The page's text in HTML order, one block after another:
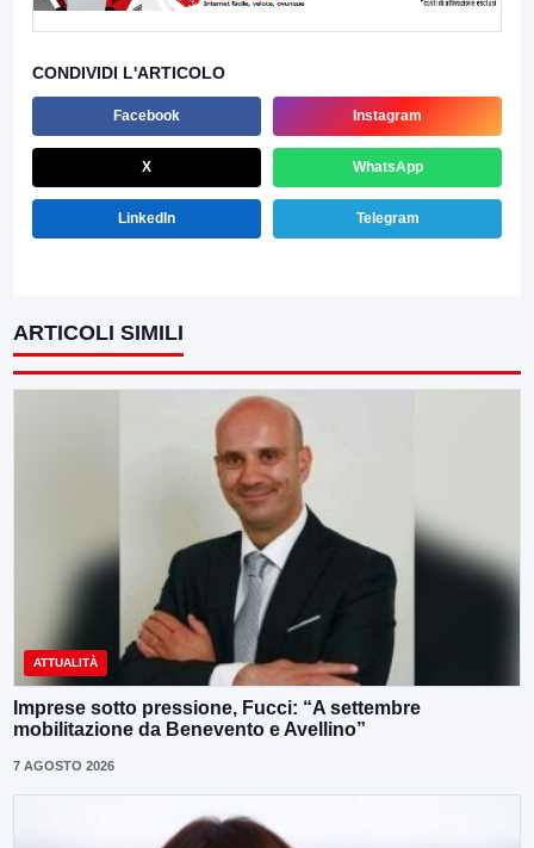
CONDIVIDI L'ARTICOLO
Facebook Instagram
X WhatsApp
LinkedIn Telegram
ARTICOLI SIMILI
ATTUALITÀ
Imprese sotto pressione, Fucci: “A settembre
mobilitazione da Benevento e Avellino”
7 AGOSTO 2026